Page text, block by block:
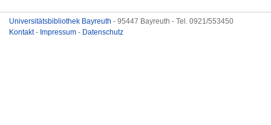
Universitätsbibliothek Bayreuth - 95447 Bayreuth - Tel. 0921/553450
Kontakt- Impressum - Datenschutz